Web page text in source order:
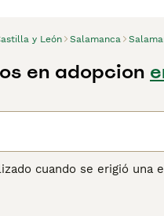
y León Salamanca
en adopcion
cuando se erigió
que los ha colocado en